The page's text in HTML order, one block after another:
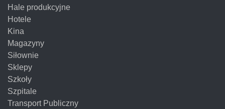
Hale produkcyjne
Hotele
Kina
Magazyny
Siłownie
Sklepy
Szkoły
Szpitale
Transport Publiczny